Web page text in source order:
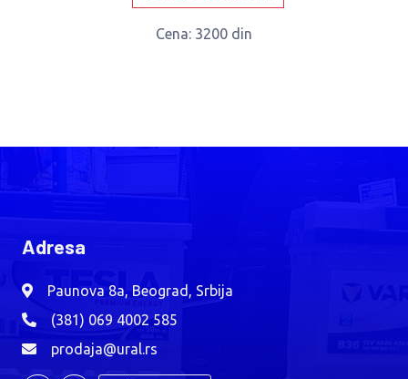
Cena: 3200 din
Adresa
Paunova 8a, Beograd, Srbija
(381) 069 4002 585
prodaja@ural.rs